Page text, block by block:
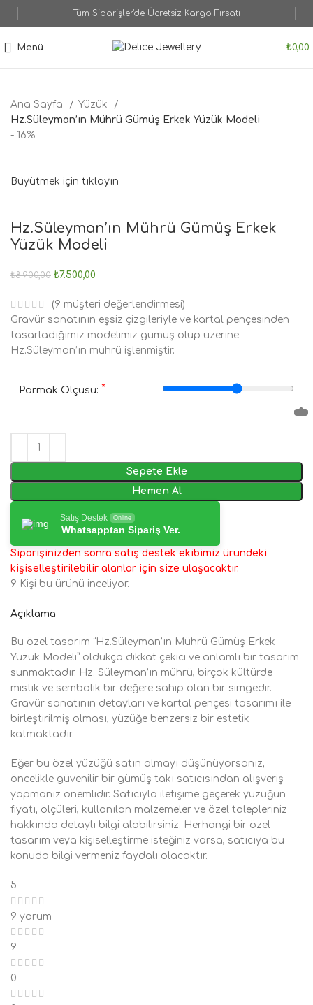
Tüm Siparişler'de Ücretsiz Kargo Fırsatı
Menü ₺0,00
Ana Sayfa
Yüzük
Hz.Süleyman’ın Mührü Gümüş Erkek Yüzük Modeli
- 16%
Büyütmek için tıklayın
Hz.Süleyman’ın Mührü Gümüş Erkek
Yüzük Modeli
₺8.900,00 ₺7.500,00
(9 müşteri değerlendirmesi)
Gravür sanatının eşsiz çizgileriyle ve kartal pençesinden
tasarladığımız modelimiz gümüş olup üzerine
Hz.Süleyman’ın mührü işlenmiştir.
Parmak Ölçüsü: *
Sepete Ekle
Hemen Al
Satış Destek Online
Whatsapptan Sipariş Ver.
Siparişinizden sonra satış destek ekibimiz üründeki
kişiselleştirilebilir alanlar için size ulaşacaktır.
9 Kişi bu ürünü inceliyor.
Açıklama
Bu özel tasarım “Hz.Süleyman’ın Mührü Gümüş Erkek
Yüzük Modeli” oldukça dikkat çekici ve anlamlı bir tasarım
sunmaktadır. Hz. Süleyman’ın mührü, birçok kültürde
mistik ve sembolik bir değere sahip olan bir simgedir.
Gravür sanatının detayları ve kartal pençesi tasarımı ile
birleştirilmiş olması, yüzüğe benzersiz bir estetik
katmaktadır.
Eğer bu özel yüzüğü satın almayı düşünüyorsanız,
öncelikle güvenilir bir gümüş takı satıcısından alışveriş
yapmanız önemlidir. Satıcıyla iletişime geçerek yüzüğün
fiyatı, ölçüleri, kullanılan malzemeler ve özel talepleriniz
hakkında detaylı bilgi alabilirsiniz. Herhangi bir özel
tasarım veya kişiselleştirme isteğiniz varsa, satıcıya bu
konuda bilgi vermeniz faydalı olacaktır.
5
9 yorum
9
0